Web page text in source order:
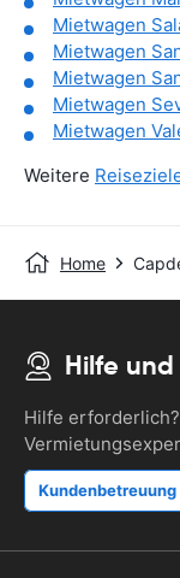
Mietwagen
Mietwagen
Mietwagen
Mietwagen
Mietwagen
Weitere
Home
Hilfe
Hilfe
Kundenbetreuung